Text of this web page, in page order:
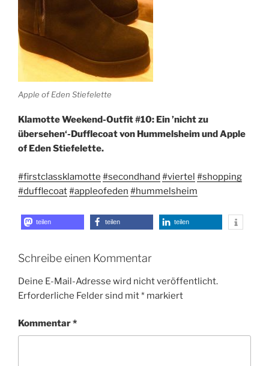
Apple of Eden Stiefelette
Klamotte Weekend-Outfit #10: Ein ’nicht zu
übersehen‘-Dufflecoat von Hummelsheim und Apple
of Eden Stiefelette.
#firstclassklamotte #secondhand #viertel #shopping
#dufflecoat#appleofeden #hummelsheim
teilen teilen teilen
Schreibe einen Kommentar
Deine E-Mail-Adresse wird nicht veröffentlicht.
Erforderliche Felder sind mit* markiert
Kommentar*